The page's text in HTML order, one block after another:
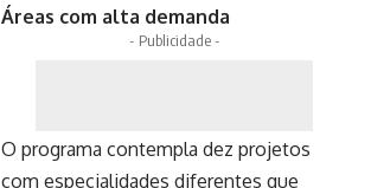
Áreas com alta demanda
- Publicidade -
O programa contempla dez projetos
com especialidades diferentes que